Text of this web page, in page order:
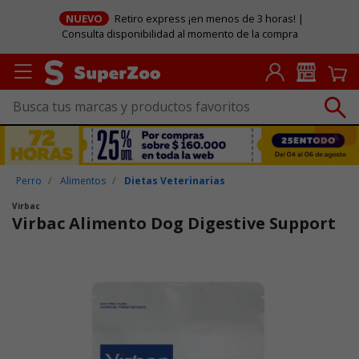
NUEVO
Retiro express ¡en menos de 3 horas! |
Consulta disponibilidad al momento de la compra
Perro Alimentos Dietas Veterinarias
Virbac
Virbac Alimento Dog Digestive Support